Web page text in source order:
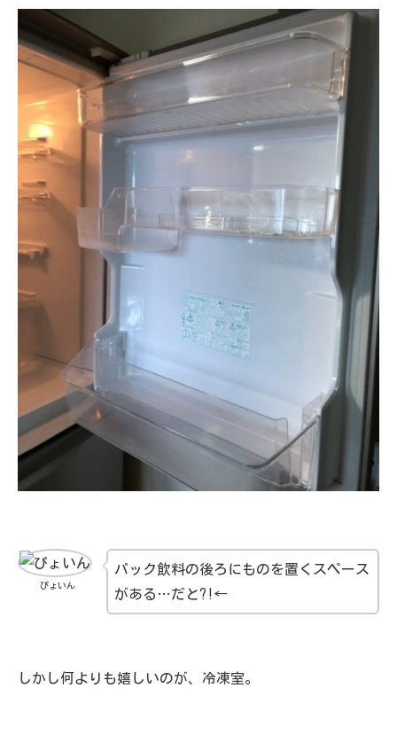
ぴょいん
パック飲料の後ろにものを置くスペース
がある…だと?!←
しかし何よりも嬉しいのが、冷凍室。